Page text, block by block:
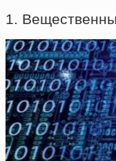
1.